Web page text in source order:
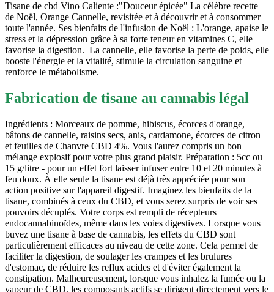
Tisane de cbd Vino Caliente :"Douceur épicée" La célèbre recette
de Noël, Orange Cannelle, revisitée et à découvrir et à consommer
toute l'année. Ses bienfaits de l'infusion de Noël : L'orange, apaise le
stress et la dépression grâce à sa forte teneur en vitamines C, elle
favorise la digestion. La cannelle, elle favorise la perte de poids, elle
booste l'énergie et la vitalité, stimule la circulation sanguine et
renforce le métabolisme.
Fabrication de tisane au cannabis légal
Ingrédients : Morceaux de pomme, hibiscus, écorces d'orange,
bâtons de cannelle, raisins secs, anis, cardamone, écorces de citron
et feuilles de Chanvre CBD 4%. Vous l'aurez compris un bon
mélange explosif pour votre plus grand plaisir. Préparation : 5cc ou
15 g/litre - pour un effet fort laisser infuser entre 10 et 20 minutes à
feu doux. À elle seule la tisane est déjà très appréciée pour son
action positive sur l'appareil digestif. Imaginez les bienfaits de la
tisane, combinés à ceux du CBD, et vous serez surpris de voir ses
pouvoirs décuplés. Votre corps est rempli de récepteurs
endocannabinoïdes, même dans les voies digestives. Lorsque vous
buvez une tisane à base de cannabis, les effets du CBD sont
particulièrement efficaces au niveau de cette zone. Cela permet de
faciliter la digestion, de soulager les crampes et les brulures
d'estomac, de réduire les reflux acides et d'éviter également la
constipation. Malheureusement, lorsque vous inhalez la fumée ou la
vapeur de CBD, les composants actifs se dirigent directement vers le